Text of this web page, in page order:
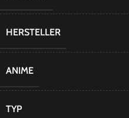
HERSTELLER
ANIME
TYP